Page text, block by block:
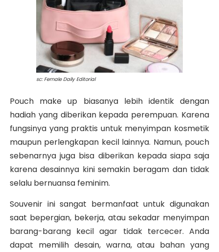
sc: Female Daily Editorial
Pouch make up biasanya lebih identik dengan
hadiah yang diberikan kepada perempuan. Karena
fungsinya yang praktis untuk menyimpan kosmetik
maupun perlengkapan kecil lainnya. Namun, pouch
sebenarnya juga bisa diberikan kepada siapa saja
karena desainnya kini semakin beragam dan tidak
selalu bernuansa feminim.
Souvenir ini sangat bermanfaat untuk digunakan
saat bepergian, bekerja, atau sekadar menyimpan
barang-barang kecil agar tidak tercecer. Anda
dapat memilih desain, warna, atau bahan yang